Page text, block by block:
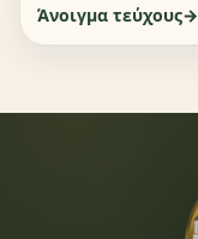
Άνοιγμα τεύχους